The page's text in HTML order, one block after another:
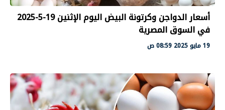
أسعار الدواجن وكرتونة البيض اليوم الإثنين 19-5-2025
في السوق المصرية
19 مايو 2025 08:59 ص